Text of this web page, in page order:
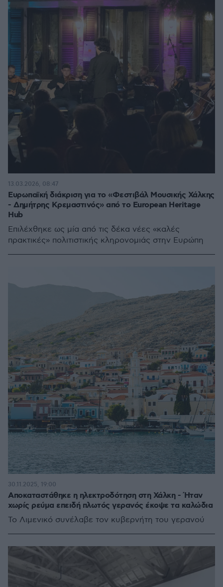
Ευρωπαϊκή διάκριση για το «Φεστιβάλ Μουσικής Χάλκης
- Δημήτρης Κρεμαστινός» από το European Heritage
Hub
Eπιλέχθηκε ως μία από τις δέκα νέες «καλές
πρακτικές» πολιτιστικής κληρονομιάς στην Ευρώπη
13.03.2026, 08:47
Αποκαταστάθηκε η ηλεκτροδότηση στη Χάλκη - Ήταν
χωρίς ρεύμα επειδή πλωτός γερανός έκοψε τα καλώδια
Το Λιμενικό συνέλαβε τον κυβερνήτη του γερανού
30.11.2025, 19:00